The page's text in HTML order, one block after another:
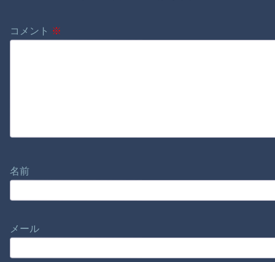
コメント ※
名前
メール